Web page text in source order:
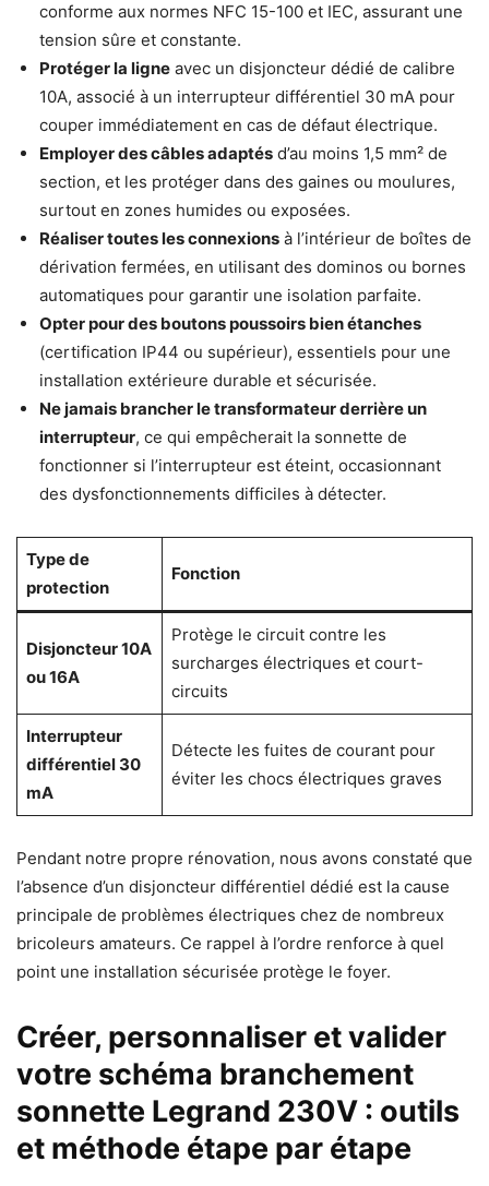
conforme aux normes NFC 15-100 et IEC, assurant une
tension sûre et constante.
Protéger la ligne avec un disjoncteur dédié de calibre
10A, associé à un interrupteur différentiel 30 mA pour
couper immédiatement en cas de défaut électrique.
Employer des câbles adaptés d’au moins 1,5 mm² de
section, et les protéger dans des gaines ou moulures,
surtout en zones humides ou exposées.
Réaliser toutes les connexions à l’intérieur de boîtes de
dérivation fermées, en utilisant des dominos ou bornes
automatiques pour garantir une isolation parfaite.
Opter pour des boutons poussoirs bien étanches
(certification IP44 ou supérieur), essentiels pour une
installation extérieure durable et sécurisée.
Ne jamais brancher le transformateur derrière un
interrupteur, ce qui empêcherait la sonnette de
fonctionner si l’interrupteur est éteint, occasionnant
des dysfonctionnements difficiles à détecter.
Type de
protection
Fonction
Disjoncteur 10A
ou 16A
Protège le circuit contre les
surcharges électriques et court-
circuits
Interrupteur
différentiel 30
mA
Détecte les fuites de courant pour
éviter les chocs électriques graves
Pendant notre propre rénovation, nous avons constaté que
l’absence d’un disjoncteur différentiel dédié est la cause
principale de problèmes électriques chez de nombreux
bricoleurs amateurs. Ce rappel à l’ordre renforce à quel
point une installation sécurisée protège le foyer.
Créer, personnaliser et valider
votre schéma branchement
sonnette Legrand 230V : outils
et méthode étape par étape